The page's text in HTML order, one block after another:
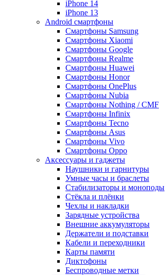
iPhone 14
iPhone 13
Android cмартфоны
Смартфоны Samsung
Смартфоны Xiaomi
Смартфоны Google
Смартфоны Realme
Смартфоны Huawei
Смартфоны Honor
Смартфоны OnePlus
Смартфоны Nubia
Смартфоны Nothing / CMF
Смартфоны Infinix
Смартфоны Tecno
Смартфоны Asus
Смартфоны Vivo
Смартфоны Oppo
Аксессуары и гаджеты
Наушники и гарнитуры
Умные часы и браслеты
Стабилизаторы и моноподы
Стёкла и плёнки
Чехлы и накладки
Зарядные устройства
Внешние аккумуляторы
Держатели и подставки
Кабели и переходники
Карты памяти
Диктофоны
Беспроводные метки